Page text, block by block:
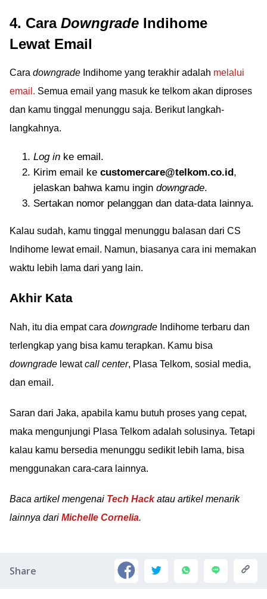
4. Cara Downgrade Indihome
Lewat Email
Cara downgrade Indihome yang terakhir adalah melalui
email. Semua email yang masuk ke telkom akan diproses
dan kamu tinggal menunggu saja. Berikut langkah-
langkahnya.
Log in ke email.
Kirim email ke customercare@telkom.co.id,
jelaskan bahwa kamu ingin downgrade.
Sertakan nomor pelanggan dan data-data lainnya.
Kalau sudah, kamu tinggal menunggu balasan dari CS
Indihome lewat email. Namun, biasanya cara ini memakan
waktu lebih lama dari yang lain.
Akhir Kata
Nah, itu dia empat cara downgrade Indihome terbaru dan
terlengkap yang bisa kamu terapkan. Kamu bisa
downgrade lewatcall center, Plasa Telkom, sosial media,
dan email.
Saran dari Jaka, apabila kamu butuh proses yang cepat,
maka mengunjungi Plasa Telkom adalah solusinya. Tetapi
kalau kamu bersedia menunggu sedikit lebih lama, bisa
menggunakan cara-cara lainnya.
Baca artikel mengenai Tech Hackatau artikel menarik
lainnya dari Michelle Cornelia.
Share